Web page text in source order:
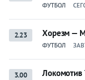
ФУТБОЛ
2.23 Хорезм —
ФУТБОЛ
3.00